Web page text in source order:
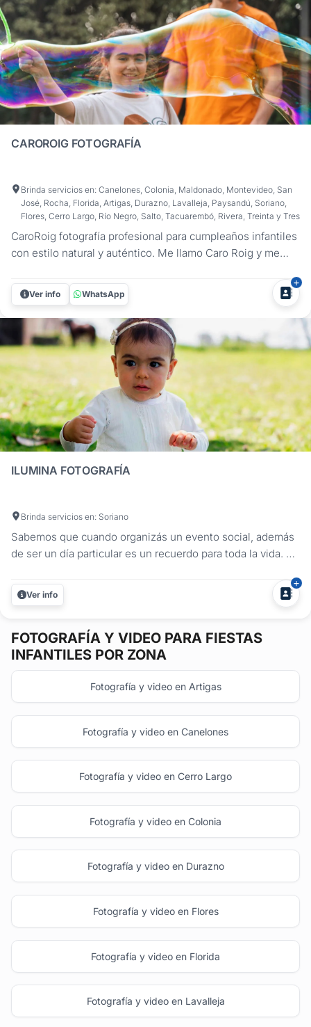
CAROROIG FOTOGRAFÍA
Brinda servicios en: Canelones, Colonia, Maldonado, Montevideo, San
José, Rocha, Florida, Artigas, Durazno, Lavalleja, Paysandú, Soriano,
Flores, Cerro Largo, Río Negro, Salto, Tacuarembó, Rivera, Treinta y Tres
CaroRoig fotografía profesional para cumpleaños infantiles
con estilo natural y auténtico. Me llamo Caro Roig y me
Uruguay. Mi forma de trabajar es sencilla: me integro a la
fiesta para capturar lo que pasa de verdad. Las miradas, las
risas,...
Ver info WhatsApp
ILUMINA FOTOGRAFÍA
Brinda servicios en: Soriano
Sabemos que cuando organizás un evento social, además
de ser un día particular es un recuerdo para toda la vida. En
para que no te pierdas de nada. Nuestra trayectoria y
experiencia en fotografía y video de eventos sociales,
Ver info
FOTOGRAFÍA Y VIDEO PARA FIESTAS
INFANTILES POR ZONA
Fotografía y video en Artigas
Fotografía y video en Canelones
Fotografía y video en Cerro Largo
Fotografía y video en Colonia
Fotografía y video en Durazno
Fotografía y video en Flores
Fotografía y video en Florida
Fotografía y video en Lavalleja